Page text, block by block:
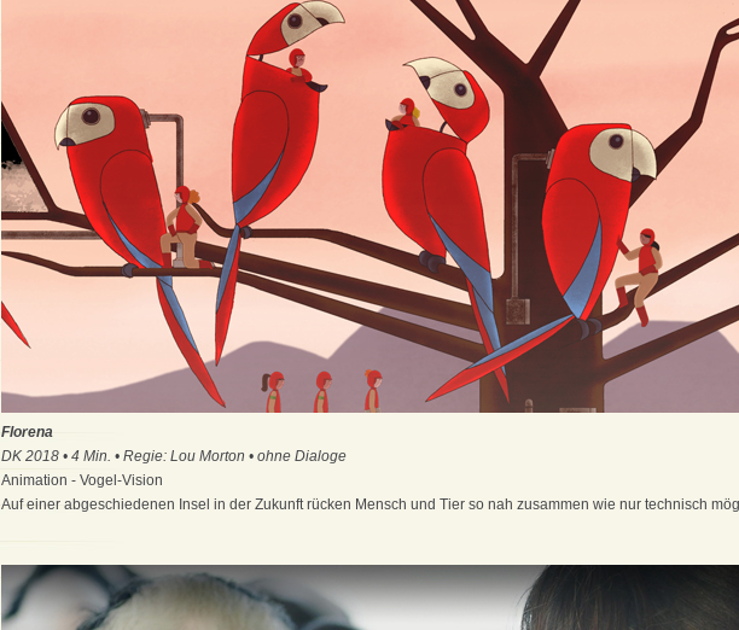
Florena
DK 2018 • 4 Min. • Regie: Lou Morton • ohne Dialoge
Animation - Vogel-Vision
Auf einer abgeschiedenen Insel in der Zukunft rücken Mensch und Tier so nah zusammen wie nur technisch